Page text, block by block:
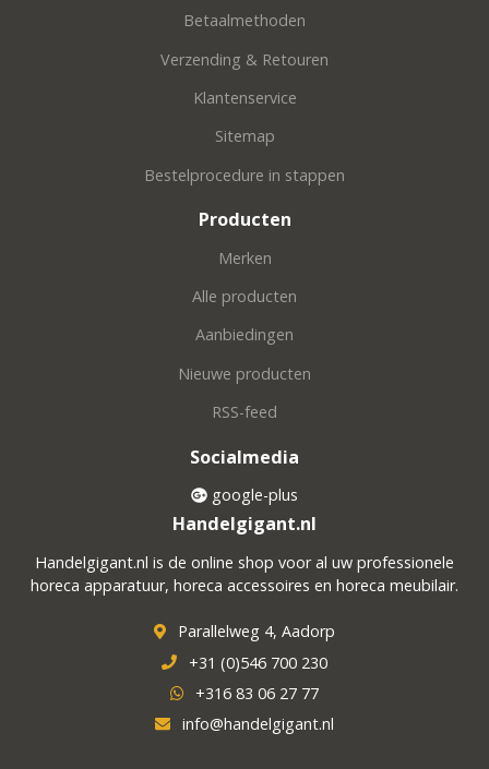
Betaalmethoden
Verzending & Retouren
Klantenservice
Sitemap
Bestelprocedure in stappen
Producten
Merken
Alle producten
Aanbiedingen
Nieuwe producten
RSS-feed
Socialmedia
google-plus
Handelgigant.nl
Handelgigant.nl is de online shop voor al uw professionele
horeca apparatuur, horeca accessoires en horeca meubilair.
Parallelweg 4, Aadorp
+31 (0)546 700 230
+316 83 06 27 77
info@handelgigant.nl